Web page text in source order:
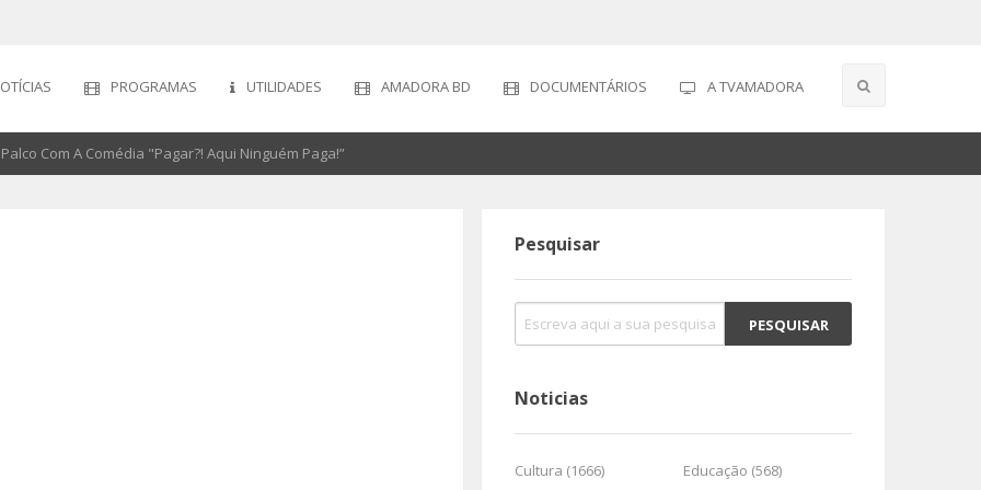
PROGRAMAS UTILIDADES AMADORA BD DOCUMENTÁRIOS A TVAMADORA
Com A Comédia "Pagar?! Aqui Ninguém Paga!”
Pesquisar
Noticias
Cultura (1666)
Educação (568)